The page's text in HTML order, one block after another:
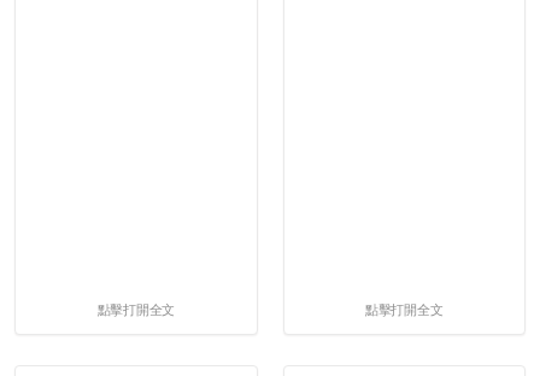
點擊打開全文 點擊打開全文